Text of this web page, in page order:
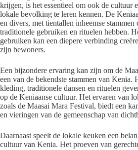
krijgen, is het essentieel om ook de cultuur
lokale bevolking te leren kennen. De
en divers, met tientallen inheemse stammen
traditionele gebruiken en rituelen hebben.
gebruiken kan een diepere verbinding
zijn bewoners.
Een bijzondere ervaring kan zijn om de
een van de bekendste stammen van Kenia.
kleding, traditionele dansen en rituelen
op de Keniaanse cultuur. Het ervaren van
zoals de Maasai Mara Festival, biedt een
en vieringen van de gemeenschap van
Daarnaast speelt de lokale keuken een
cultuur van Kenia. Het proeven van